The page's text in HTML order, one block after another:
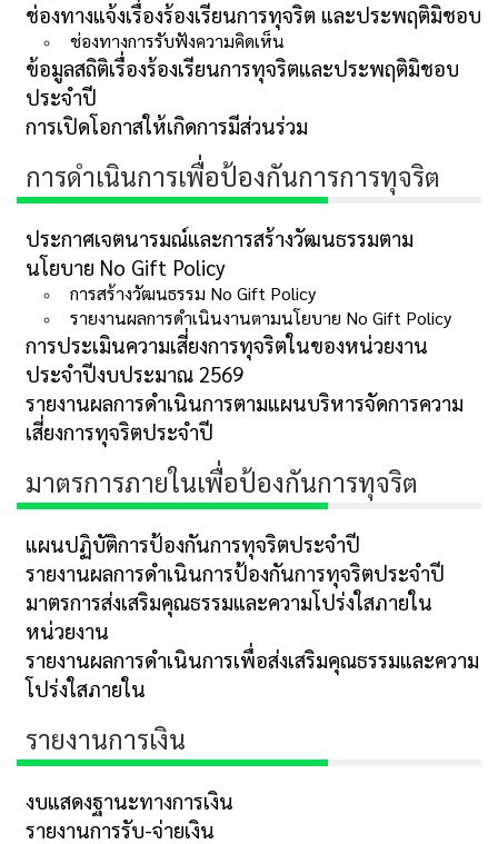
ช่องทางแจ้งเรื่องร้องเรียนการทุจริต และประพฤติมิชอบ
ช่องทางการรับฟังความคิดเห็น
ข้อมูลสถิติเรื่องร้องเรียนการทุจริตและประพฤติมิชอบ
ประจำปี
การเปิดโอกาสให้เกิดการมีส่วนร่วม
การดำเนินการเพื่อป้องกันการการทุจริต
ประกาศเจตนารมณ์และการสร้างวัฒนธรรมตาม
นโยบาย No Gift Policy
การสร้างวัฒนธรรม No Gift Policy
รายงานผลการดำเนินงานตามนโยบาย No Gift Policy
การประเมินความเสี่ยงการทุจริตในของหน่วยงาน
ประจำปีงบประมาณ 2569
รายงานผลการดำเนินการตามแผนบริหารจัดการความ
เสี่ยงการทุจริตประจำปี
มาตรการภายในเพื่อป้องกันการทุจริต
แผนปฏิบัติการป้องกันการทุจริตประจำปี
รายงานผลการดำเนินการป้องกันการทุจริตประจำปี
มาตรการส่งเสริมคุณธรรมและความโปร่งใสภายใน
หน่วยงาน
รายงานผลการดำเนินการเพื่อส่งเสริมคุณธรรมและความ
โปร่งใสภายใน
รายงานการเงิน
งบแสดงฐานะทางการเงิน
รายงานการรับ-จ่ายเงิน